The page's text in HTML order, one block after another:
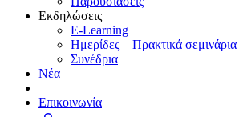
Εκδηλώσεις
E-Learning
Ημερίδες – Πρακτικά σεμινάρια
Συνέδρια
Νέα
Επικοινωνία